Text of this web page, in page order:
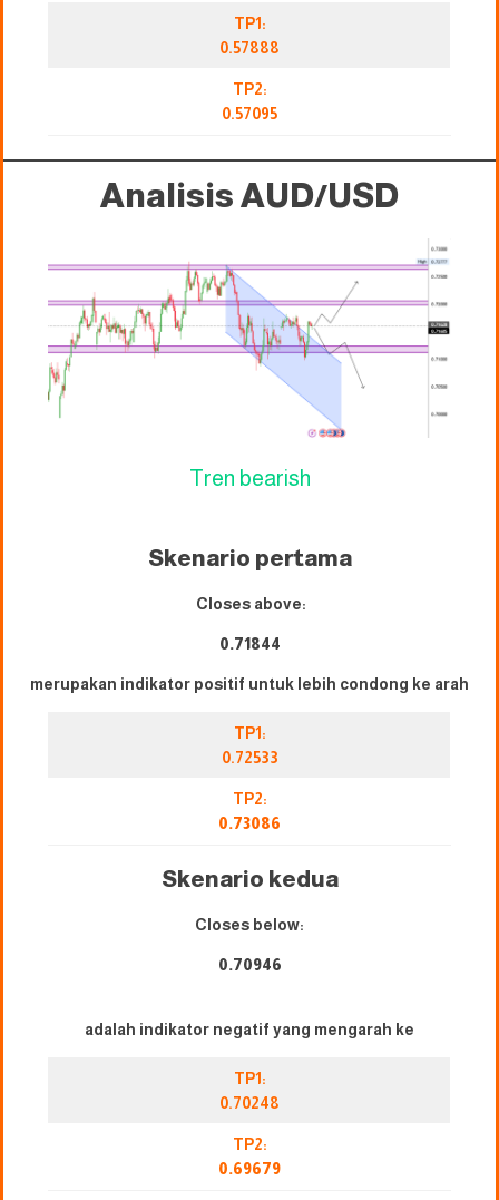
TP1:
0.57888
TP2:
0.57095
Analisis AUD/USD
Tren bearish
Skenario pertama
Closes above:
0.71844
merupakan indikator positif untuk lebih condong ke arah
TP1:
0.72533
TP2:
0.73086
Skenario kedua
Closes below:
0.70946
adalah indikator negatif yang mengarah ke
TP1:
0.70248
TP2:
0.69679